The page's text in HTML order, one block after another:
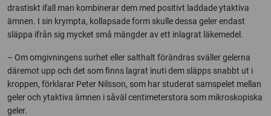
drastiskt ifall man kombinerar dem med positivt laddade ytaktiva
ämnen. I sin krympta, kollapsade form skulle dessa geler endast
släppa ifrån sig mycket små mängder av ett inlagrat läkemedel.
– Om omgivningens surhet eller salthalt förändras sväller gelerna
däremot upp och det som finns lagrat inuti dem släpps snabbt ut i
kroppen, förklarar Peter Nilsson, som har studerat samspelet mellan
geler och ytaktiva ämnen i såväl centimeterstora som mikroskopiska
geler.